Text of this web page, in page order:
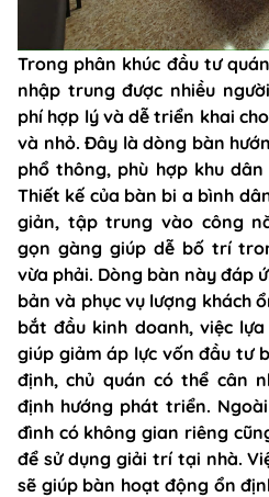
Trong phân khúc đầu tư
nhập trung được nhiều
phí hợp lý và dễ triển khai
và nhỏ. Đây là dòng bàn
phổ thông, phù hợp khu
Thiết kế của bàn bi a bình
giản, tập trung vào công
gọn gàng giúp dễ bố trí
vừa phải. Dòng bàn này đáp
bản và phục vụ lượng khách
bắt đầu kinh doanh, việc
giúp giảm áp lực vốn đầu tư
định, chủ quán có thể cân
định hướng phát triển.
đình có không gian riêng
để sử dụng giải trí tại nhà.
sẽ giúp bàn hoạt động ổn